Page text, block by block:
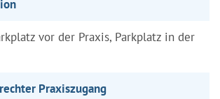
vor der Praxis, Parkplatz in der
Praxiszugang